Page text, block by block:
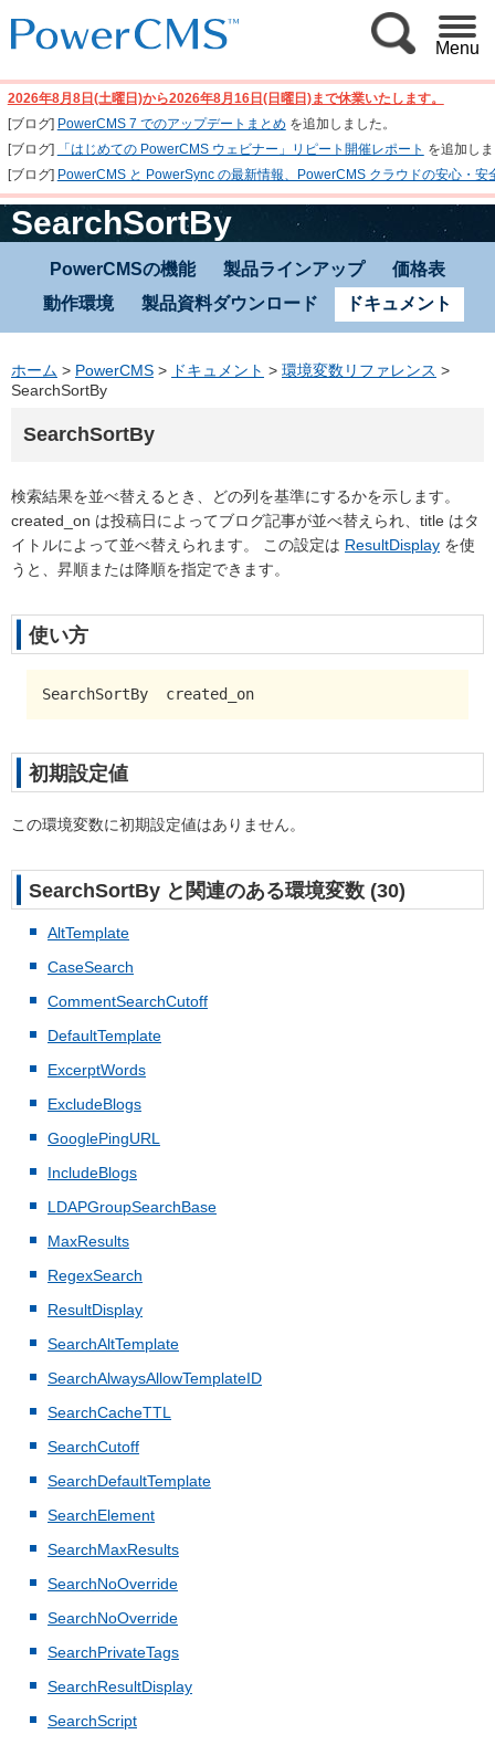
Menu
2026年8月8日(土曜日)から2026年8月16日(日曜日)まで休業いたします。
[ブログ] PowerCMS 7 でのアップデートまとめ を追加しました。
[ブログ]
「はじめての PowerCMS ウェビナー」リピート開催レポート を追加し
[ブログ] PowerCMS と PowerSync の最新情報、PowerCMS クラウドの安心・
SearchSortBy
PowerCMSの機能 製品ラインアップ
価格表
動作環境
製品資料ダウンロード ドキュメント
ホーム > PowerCMS > ドキュメント > 環境変数リファレンス >
SearchSortBy
SearchSortBy
検索結果を並べ替えるとき、どの列を基準にするかを示します。
created_on は投稿日によってブログ記事が並べ替えられ、 title はタ
イトルによって並べ替えられます。 この設定は ResultDisplay を使
うと、昇順または降順を指定できます。
使い方
SearchSortBy  created_on
初期設定値
この環境変数に初期設定値はありません。
SearchSortBy と関連のある環境変数 (30)
AltTemplate
CaseSearch
CommentSearchCutoff
DefaultTemplate
ExcerptWords
ExcludeBlogs
GooglePingURL
IncludeBlogs
LDAPGroupSearchBase
MaxResults
RegexSearch
ResultDisplay
SearchAltTemplate
SearchAlwaysAllowTemplateID
SearchCacheTTL
SearchCutoff
SearchDefaultTemplate
SearchElement
SearchMaxResults
SearchNoOverride
SearchNoOverride
SearchPrivateTags
SearchResultDisplay
SearchScript